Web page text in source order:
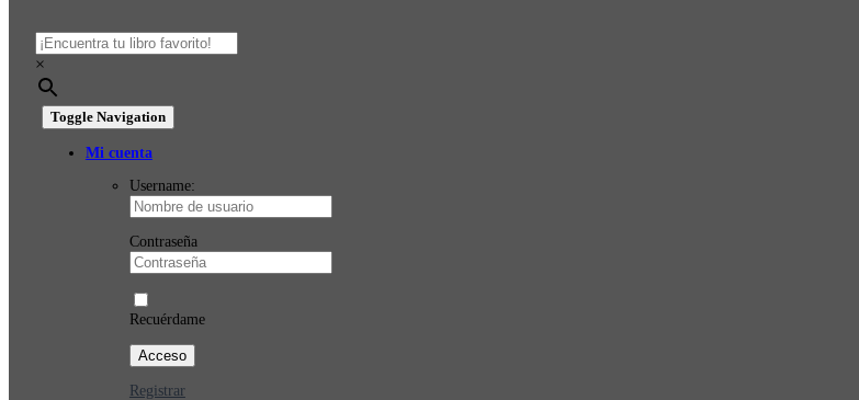
×
Toggle Navigation
Mi cuenta
Username:
Contraseña
Recuérdame
Registrar